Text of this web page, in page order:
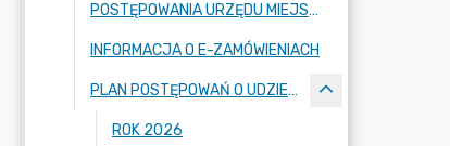
POSTĘPOWANIA URZĘDU MIEJSKIEGO W STAPORKOWIE NA PODSTAWIE USTAWY PZP
INFORMACJA O E-ZAMÓWIENIACH
PLAN POSTĘPOWAŃ O UDZIELENIE ZAMÓWIEŃ PUBLICZNYCH
ROK 2026